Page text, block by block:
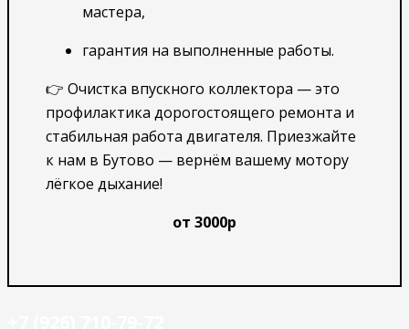
мастера,
гарантия на выполненные работы.
👉 Очистка впускного коллектора — это
профилактика дорогостоящего ремонта и
стабильная работа двигателя. Приезжайте
к нам в Бутово — вернём вашему мотору
лёгкое дыхание!
от 3000р